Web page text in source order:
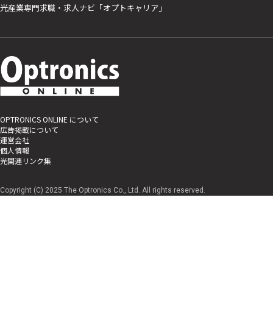
光産業専門求職・求人ナビ「オプトキャリア」
OPTRONICS ONLINE について
広告掲載について
運営会社
個人情報
光関連リンク集
Copyright (C) 2025 The Optronics Co., Ltd. All rights reserved.